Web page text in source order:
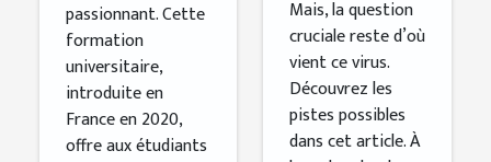
passionnant. Cette
formation
universitaire,
introduite en
France en 2020,
offre aux étudiants
Mais, la question
cruciale reste d’où
vient ce virus.
Découvrez les
pistes possibles
dans cet article. À